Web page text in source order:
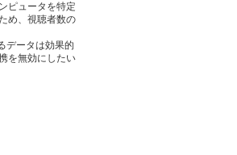
ピュータを特定
め、視聴者数の
データは効果的
を無効にしたい